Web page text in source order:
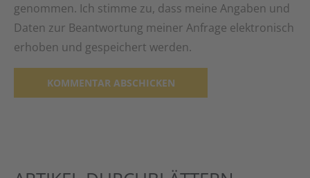
genommen. Ich stimme zu, dass meine Angaben und
Daten zur Beantwortung meiner Anfrage elektronisch
erhoben und gespeichert werden.